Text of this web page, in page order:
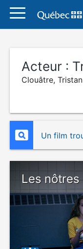
Acteur :
Clouâtre, Tristan
Un film
Les nôtres